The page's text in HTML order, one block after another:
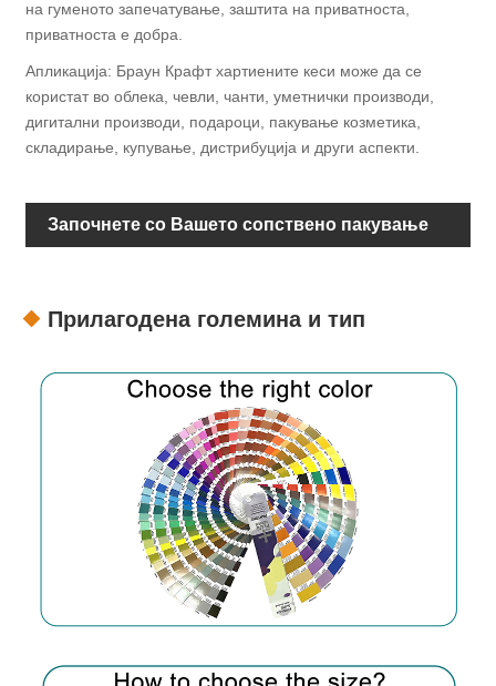
на гуменото запечатување, заштита на приватноста,
приватноста е добра.
Апликација: Браун Крафт хартиените кеси може да се
користат во облека, чевли, чанти, уметнички производи,
дигитални производи, подароци, пакување козметика,
складирање, купување, дистрибуција и други аспекти.
Започнете со Вашето сопствено пакување
Прилагодена големина и тип